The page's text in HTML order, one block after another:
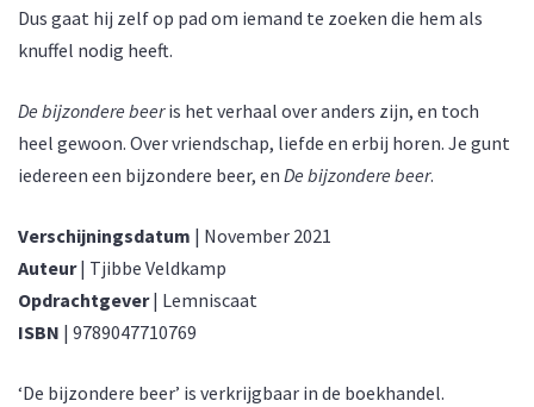
Dus gaat hij zelf op pad om iemand te zoeken die hem als
knuffel nodig heeft.
De bijzondere beeris het verhaal over anders zijn, en toch
heel gewoon. Over vriendschap, liefde en erbij horen. Je gunt
iedereen een bijzondere beer, en De bijzondere beer.
Verschijningsdatum | November 2021
Auteur| Tjibbe Veldkamp
Opdrachtgever| Lemniscaat
ISBN | 9789047710769
‘De bijzondere beer’ is verkrijgbaar in de boekhandel.